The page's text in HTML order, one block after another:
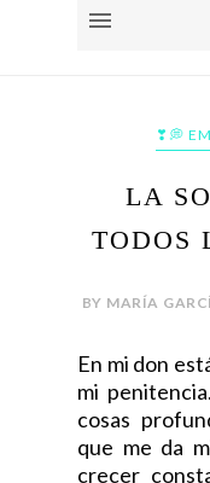
❣💭
LA
TODOS
BY MARÍA
En mi don
mi
cosas
que me da
crecer